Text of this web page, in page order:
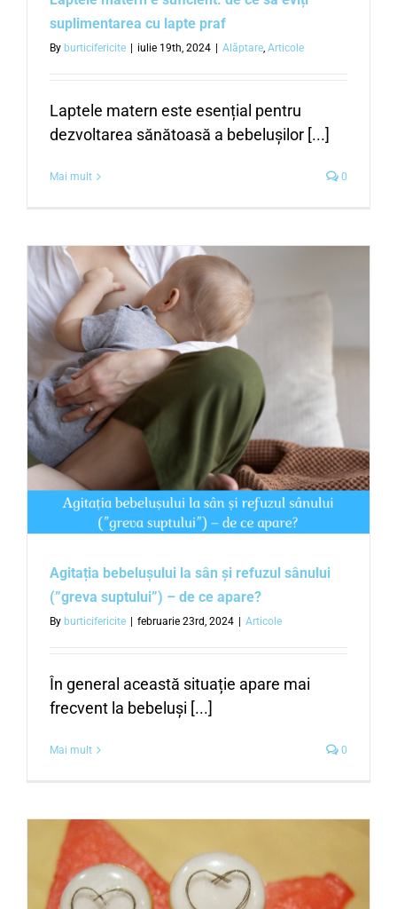
suplimentarea cu lapte praf
By burticifericite | iulie 19th, 2024 | Alăptare Articole
Laptele matern este esențial pentru
dezvoltarea sănătoasă a bebelușilor [...]
Mai mult 0
Agitația bebelușului la sân și refuzul sânului
(”greva suptului”) – de ce apare?
By burticifericite | februarie 23rd, 2024 | Articole
În general această situație apare mai
frecvent la bebeluși [...]
Mai mult 0